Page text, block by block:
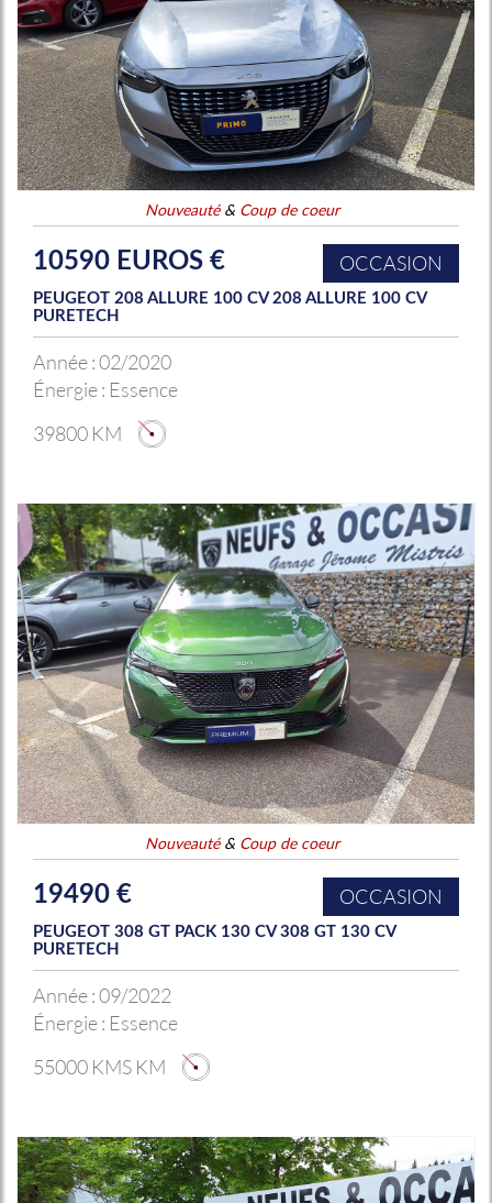
Nouveauté& Coup de coeur
10590 EUROS € OCCASION
PEUGEOT 208 ALLURE 100 CV 208 ALLURE 100 CV
PURETECH
Année :02/2020
Énergie : Essence
39800 KM
Nouveauté& Coup de coeur
19490 € OCCASION
PEUGEOT 308 GT PACK 130 CV 308 GT 130 CV
PURETECH
Année :09/2022
Énergie : Essence
55000 KMS KM